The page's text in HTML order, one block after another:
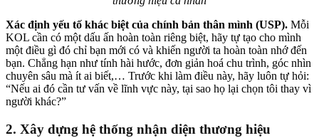
Xác định yếu tố khác biệt của chính bản thân mình (USP). Mỗi
KOL cần có một dấu ấn hoàn toàn riêng biệt, hãy tự tạo cho mình
một điều gì đó chỉ bạn mới có và khiến người ta hoàn toàn nhớ đến
bạn. Chẳng hạn như tính hài hước, đơn giản hoá chu trình, góc nhìn
chuyên sâu mà ít ai biết,… Trước khi làm điều này, hãy luôn tự hỏi:
“Nếu ai đó cần tư vấn về lĩnh vực này, tại sao họ lại chọn tôi thay vì
người khác?”
2. Xây dựng hệ thống nhận diện thương hiệu